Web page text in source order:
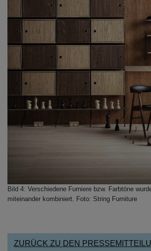
Bild 4: Verschiedene Furniere bzw. Farbtöne
miteinander kombiniert. Foto: String Furniture
ZURÜCK ZU DEN